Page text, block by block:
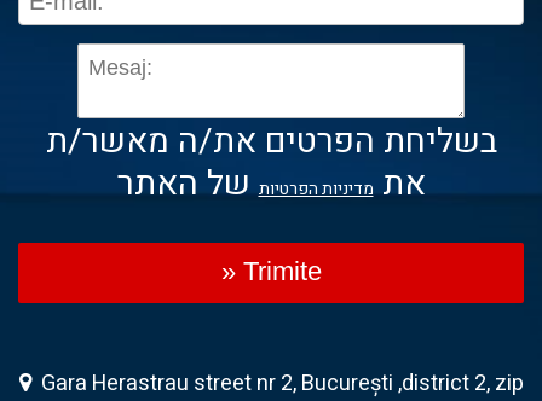
בשליחת הפרטים את/ה מאשר/ת
אתמדיניות הפרטיותשל האתר
» Trimite
Gara Herastrau street nr 2, București ,district 2, zip